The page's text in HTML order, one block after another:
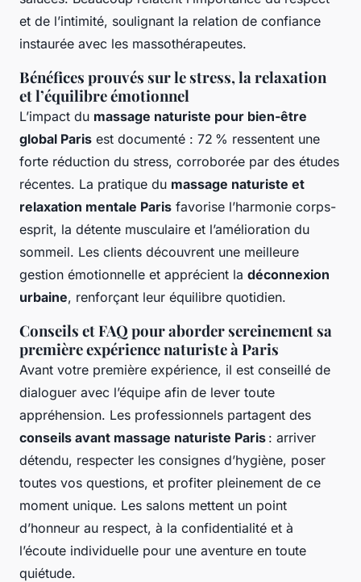
et de l’intimité, soulignant la relation de confiance
instaurée avec les massothérapeutes.
Bénéfices prouvés sur le stress, la relaxation
et l’équilibre émotionnel
L’impact du massage naturiste pour bien-être
global Paris est documenté : 72 % ressentent une
forte réduction du stress, corroborée par des études
récentes. La pratique du massage naturiste et
relaxation mentale Paris favorise l’harmonie corps-
esprit, la détente musculaire et l’amélioration du
sommeil. Les clients découvrent une meilleure
gestion émotionnelle et apprécient la déconnexion
urbaine, renforçant leur équilibre quotidien.
Conseils et FAQ pour aborder sereinement sa
première expérience naturiste à Paris
Avant votre première expérience, il est conseillé de
dialoguer avec l’équipe afin de lever toute
appréhension. Les professionnels partagent des
conseils avant massage naturiste Paris : arriver
détendu, respecter les consignes d’hygiène, poser
toutes vos questions, et profiter pleinement de ce
moment unique. Les salons mettent un point
d’honneur au respect, à la confidentialité et à
l’écoute individuelle pour une aventure en toute
quiétude.